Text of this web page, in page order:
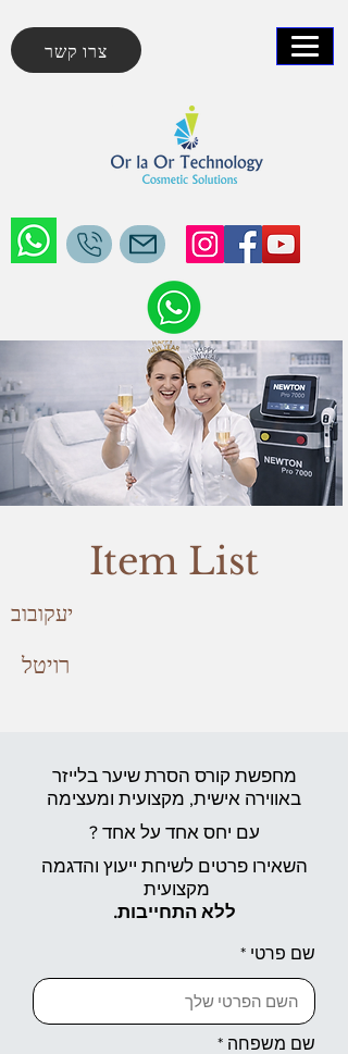
צרו קשר
Item List
יעקובוב
רויטל
מחפשת קורס הסרת שיער בלייזר
באווירה אישית, מקצועית ומעצימה
עם יחס אחד על אחד ?
השאירו פרטים לשיחת ייעוץ והדגמה
מקצועית
ללא התחייבות.
שם פרטי
שם משפחה